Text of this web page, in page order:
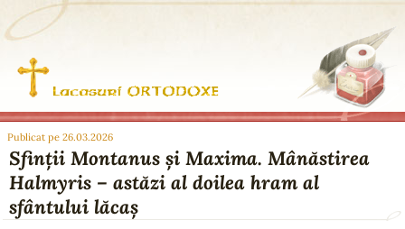
Publicat pe 26.03.2026
Sfinții Montanus și Maxima. Mânăstirea
Halmyris – astăzi al doilea hram al
sfântului lăcaș